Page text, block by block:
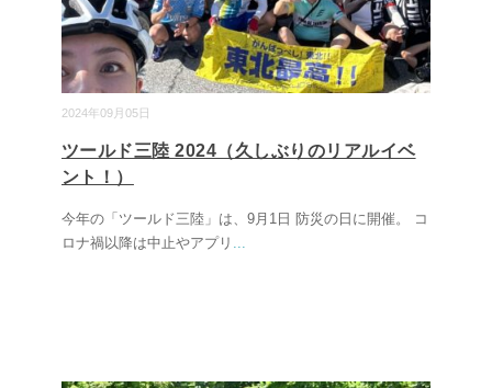
2024年09月05日
ツールド三陸 2024（久しぶりのリアルイベ
ント！）
今年の「ツールド三陸」は、9月1日 防災の日に開催。 コ
ロナ禍以降は中止やアプリ ...